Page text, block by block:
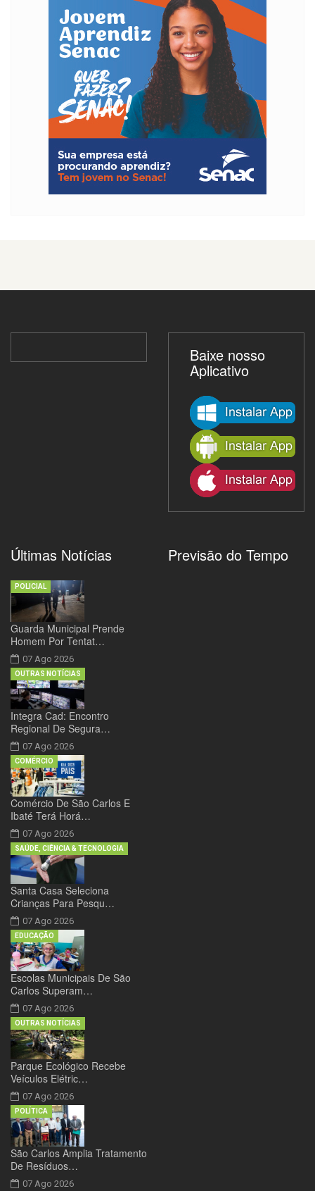
Baixe nosso
Aplicativo
Últimas Notícias
Guarda Municipal Prende
Homem Por Tentat…
07 Ago 2026
POLICIAL
Integra Cad: Encontro
Regional De Segura…
07 Ago 2026
OUTRAS NOTÍCIAS
Comércio De São Carlos E
Ibaté Terá Horá…
07 Ago 2026
COMÉRCIO
Santa Casa Seleciona
Crianças Para Pesqu…
07 Ago 2026
SAÚDE, CIÊNCIA & TECNOLOGIA
Escolas Municipais De São
Carlos Superam…
07 Ago 2026
EDUCAÇÃO
Parque Ecológico Recebe
Veículos Elétric…
07 Ago 2026
OUTRAS NOTÍCIAS
São Carlos Amplia Tratamento
De Resíduos…
07 Ago 2026
POLÍTICA
Previsão do Tempo